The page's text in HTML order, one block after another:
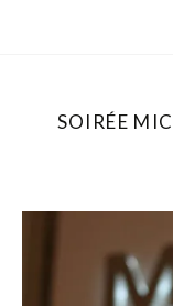
SOIRÉE